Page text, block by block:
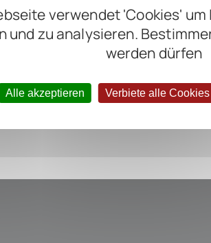
verwendet 'Cookies' um
und zu analysieren.
werden dürfen
Alle akzeptieren Verbiete alle Cookies
negative